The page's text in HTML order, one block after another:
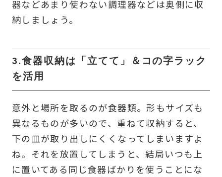
器などあまり使わない調理器などは奥側に収
納しましょう。
3.食器収納は「立てて」＆コの字ラック
を活用
意外と場所を取るのが食器類。形もサイズも
異なるものが多いので、重ねて収納すると、
下の皿が取り出しにくくなってしまいますよ
ね。それを放置してしまうと、結局いつも上
に置いてある同じ食器ばかりを使うことにな